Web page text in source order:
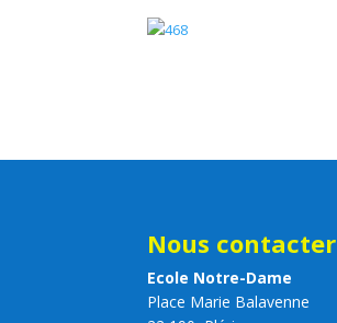
Nous contacter
Ecole Notre-Dame
Place Marie Balavenne